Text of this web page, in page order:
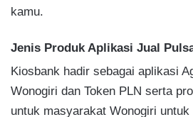
kamu.
Jenis Produk Aplikasi Jual
Kiosbank hadir sebagai aplikasi
Wonogiri dan Token PLN serta
untuk masyarakat Wonogiri